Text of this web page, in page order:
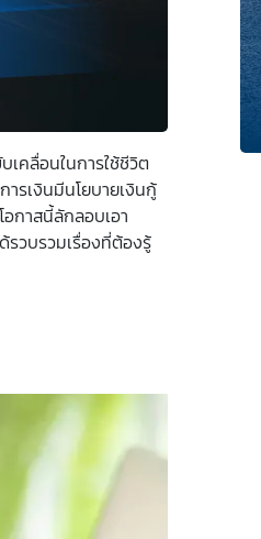
คลื่อนในการใช้ชีวิต
รเงินมีนโยบายเงินกู้
กาสนี้ลักลอบเอา
รวบรวมเรื่องที่ต้องรู้